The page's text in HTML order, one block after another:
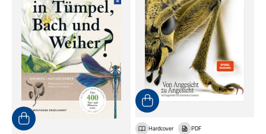
Hardcover PDF